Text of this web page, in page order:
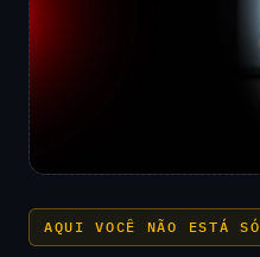
AQUI VOCÊ NÃO ESTÁ SÓ